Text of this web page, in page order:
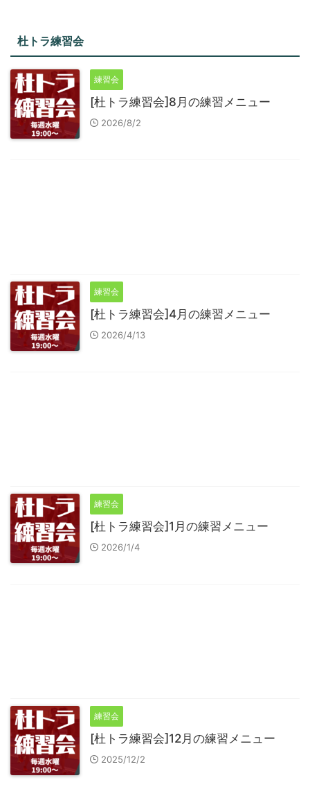
杜トラ練習会
練習会
[杜トラ練習会]8月の練習メニュー
2026/8/2
練習会
[杜トラ練習会]4月の練習メニュー
2026/4/13
練習会
[杜トラ練習会]1月の練習メニュー
2026/1/4
練習会
[杜トラ練習会]12月の練習メニュー
2025/12/2